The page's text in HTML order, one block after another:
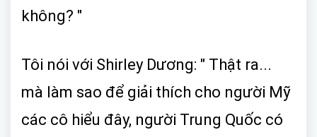
không? "
Tôi nói với Shirley Dương: " Thật ra...
mà làm sao để giải thích cho người Mỹ
các cô hiểu đây, người Trung Quốc có